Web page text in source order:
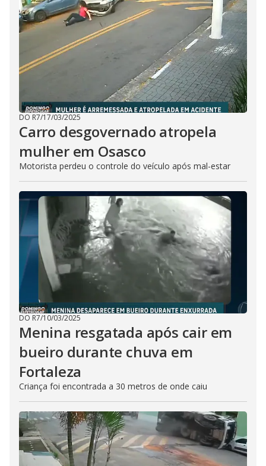
DO R7/17/03/2025
Carro desgovernado atropela
mulher em Osasco
Motorista perdeu o controle do veículo após mal-estar
DO R7/10/03/2025
Menina resgatada após cair em
bueiro durante chuva em
Fortaleza
Criança foi encontrada a 30 metros de onde caiu